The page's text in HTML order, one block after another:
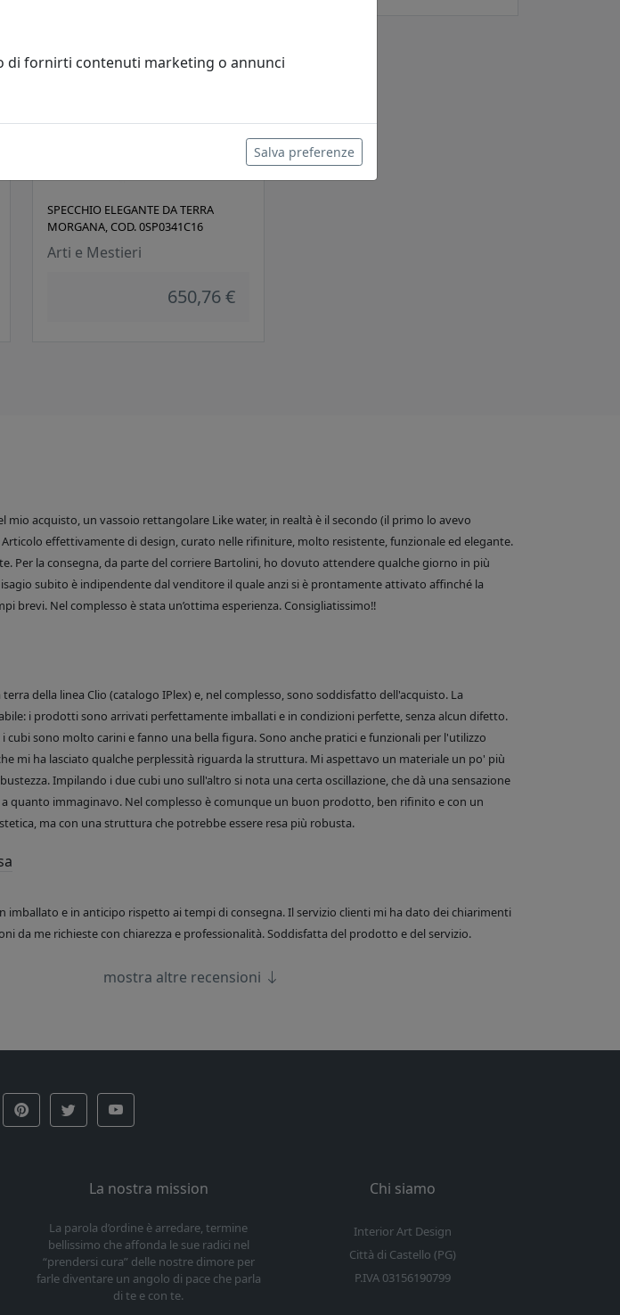
SPECCHIO ELEGANTE DA TERRA
MORGANA, COD. 0SP0341C16
Arti e Mestieri
650,76 €
mio acquisto, un vassoio rettangolare Like water, in realtà è il secondo (il primo lo avevo
Articolo effettivamente di design, curato nelle rifiniture, molto resistente, funzionale ed elegante.
Per la consegna, da parte del corriere Bartolini, ho dovuto attendere qualche giorno in più
subito è indipendente dal venditore il quale anzi si è prontamente attivato affinché la
brevi. Nel complesso è stata un’ottima esperienza. Consigliatissimo!!
della linea Clio (catalogo IPlex) e, nel complesso, sono soddisfatto dell'acquisto. La
i prodotti sono arrivati perfettamente imballati e in condizioni perfette, senza alcun difetto.
cubi sono molto carini e fanno una bella figura. Sono anche pratici e funzionali per l'utilizzo
mi ha lasciato qualche perplessità riguarda la struttura. Mi aspettavo un materiale un po' più
Impilando i due cubi uno sull'altro si nota una certa oscillazione, che dà una sensazione
quanto immaginavo. Nel complesso è comunque un buon prodotto, ben rifinito e con un
ma con una struttura che potrebbe essere resa più robusta.
imballato e in anticipo rispetto ai tempi di consegna. Il servizio clienti mi ha dato dei chiarimenti
da me richieste con chiarezza e professionalità. Soddisfatta del prodotto e del servizio.
mostra altre recensioni
di fornirti contenuti marketing o annunci
Salva preferenze
La nostra mission
La parola d’ordine è arredare, termine
bellissimo che affonda le sue radici nel
“prendersi cura” delle nostre dimore per
farle diventare un angolo di pace che parla
di te e con te.
Chi siamo
Interior Art Design
Città di Castello (PG)
P.IVA 03156190799